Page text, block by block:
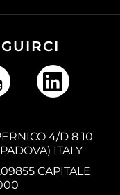
4/D 8 10
ITALY
CAPITALE